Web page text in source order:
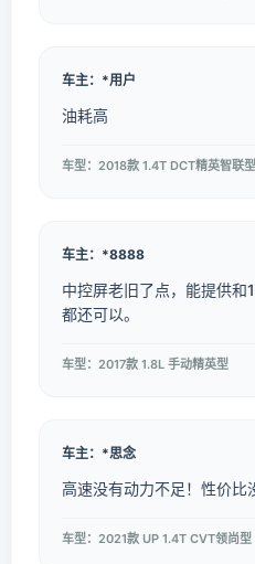
车主：*用户
油耗高
车型：2018款 1.4T DCT精英智联型
车主：*8888
中控屏老旧了点，能提供和
都还可以。
车型：2017款 1.8L 手动精英型
车主：*思念
高速没有动力不足！性价比
车型：2021款 UP 1.4T CVT领尚型